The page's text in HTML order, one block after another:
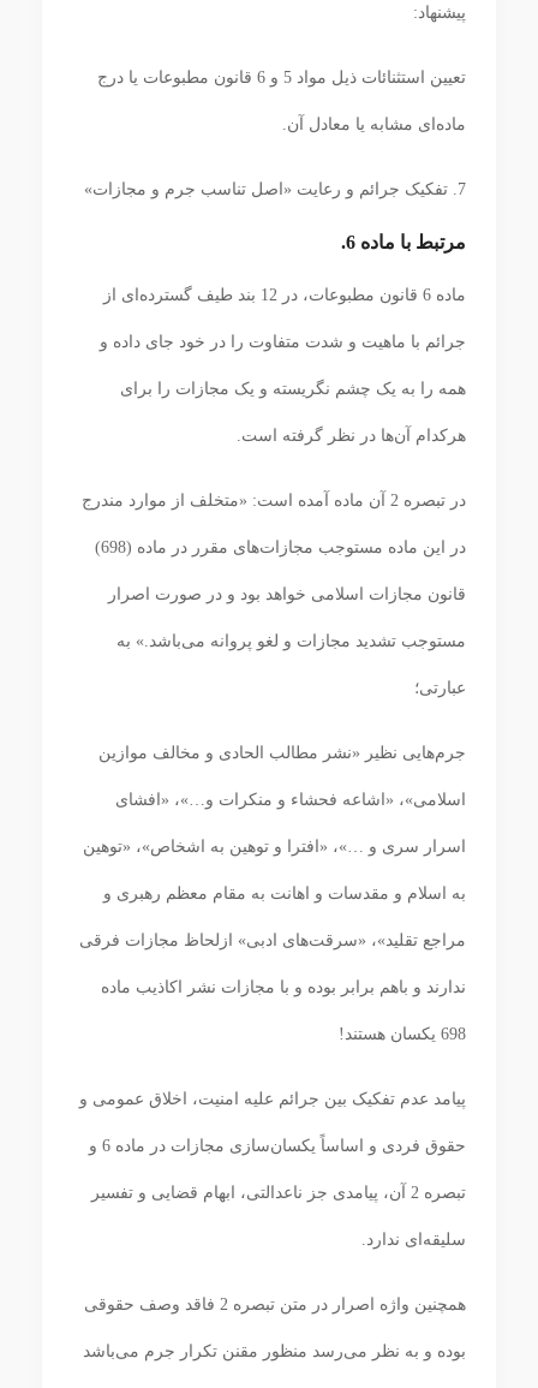
پیشنهاد:
تعیین استثنائات ذیل مواد 5 و 6 قانون مطبوعات یا درج
ماده‌ای مشابه یا معادل آن.
7. تفکیک جرائم و رعایت «اصل تناسب جرم و مجازات»
مرتبط با ماده 6.
ماده 6 قانون مطبوعات، در 12 بند طیف گسترده‌ای از
جرائم با ماهیت و شدت متفاوت را در خود جای داده و
همه را به یک چشم نگریسته و یک مجازات را برای
هرکدام آن‌ها در نظر گرفته است.
در تبصره 2 آن ماده آمده است: «متخلف از موارد مندرج
در این ماده مستوجب مجازات‌های مقرر در ماده (698)
قانون مجازات اسلامی خواهد بود و در صورت اصرار
مستوجب تشدید مجازات و لغو پروانه می‌باشد.» به
عبارتی؛
جرم‌هایی نظیر «نشر مطالب الحادی و مخالف موازین
اسلامی»، «اشاعه فحشاء و منکرات و…»، «افشای
اسرار سری و …»، «افترا و توهین به اشخاص»، «توهین
به اسلام و مقدسات و اهانت به مقام معظم رهبری و
مراجع تقلید»، «سرقت‌های ادبی» ازلحاظ مجازات فرقی
ندارند و باهم برابر بوده و با مجازات نشر اکاذیب ماده
698 یکسان هستند!
پیامد عدم تفکیک بین جرائم علیه امنیت، اخلاق عمومی و
حقوق فردی و اساساً یکسان‌سازی مجازات در ماده 6 و
تبصره 2 آن، پیامدی جز ناعدالتی، ابهام قضایی و تفسیر
سلیقه‌ای ندارد.
همچنین واژه اصرار در متن تبصره 2 فاقد وصف حقوقی
بوده و به نظر می‌رسد منظور مقنن تکرار جرم می‌باشد